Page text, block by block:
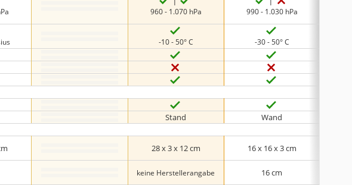
960 - 1.070 hPa 990 - 1.030 hPa
-10 - 50° C -30 - 50° C
Stand
Wand
28 x 3 x 12 cm ‎16 x 16 x 3 cm
keine Herstellerangabe
16 cm